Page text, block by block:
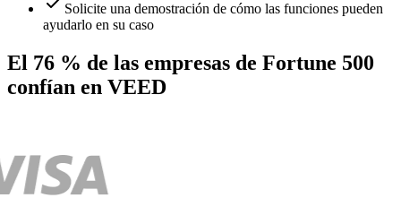
Solicite una demostración de cómo las funciones pueden
ayudarlo en su caso
El 76 % de las empresas de Fortune 500
confían en VEED